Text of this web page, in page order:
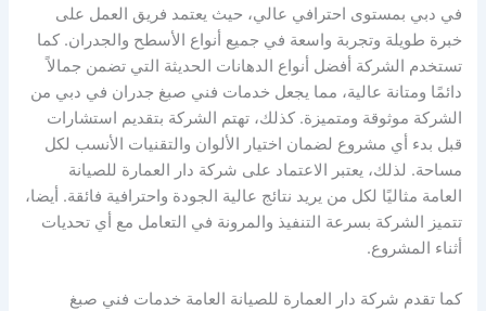
في دبي بمستوى احترافي عالي، حيث يعتمد فريق العمل على
خبرة طويلة وتجربة واسعة في جميع أنواع الأسطح والجدران. كما
تستخدم الشركة أفضل أنواع الدهانات الحديثة التي تضمن جمالاً
دائمًا ومتانة عالية، مما يجعل خدمات فني صبغ جدران في دبي من
الشركة موثوقة ومتميزة. كذلك، تهتم الشركة بتقديم استشارات
قبل بدء أي مشروع لضمان اختيار الألوان والتقنيات الأنسب لكل
مساحة. لذلك، يعتبر الاعتماد على شركة دار العمارة للصيانة
العامة مثاليًا لكل من يريد نتائج عالية الجودة واحترافية فائقة. أيضا،
تتميز الشركة بسرعة التنفيذ والمرونة في التعامل مع أي تحديات
أثناء المشروع.
كما تقدم شركة دار العمارة للصيانة العامة خدمات فني صبغ